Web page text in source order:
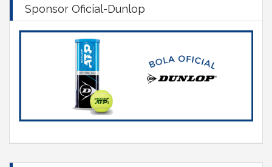
Sponsor Oficial-Dunlop